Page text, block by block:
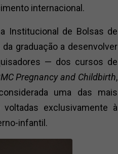
internacional.
Institucional de Bolsas de
graduação a desenvolver
— dos cursos de
Pregnancy and Childbirth,
uma das mais
exclusivamente à
infantil.